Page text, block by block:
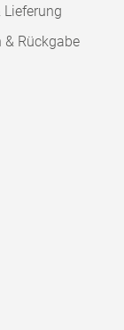
Lieferung
& Rückgabe